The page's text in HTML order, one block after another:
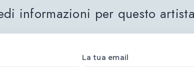
informazioni per questo
La tua email